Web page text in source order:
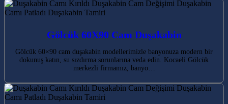
Gölcük 60X90 Cam Duşakabin
Gölcük 60×90 cam duşakabin modellerimizle banyonuza modern bir
dokunuş katın, su sızdırma sorunlarına veda edin. Kocaeli Gölcük
merkezli firmamız, banyo…